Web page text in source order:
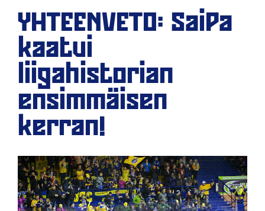
YHTEENVETO: SaiPa
kaatui
liigahistorian
ensimmäisen
kerran!